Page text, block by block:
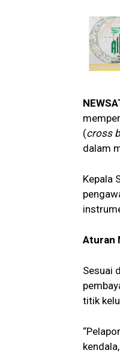
(cross
dalam
Kepala
Aturan
Sesuai
titik